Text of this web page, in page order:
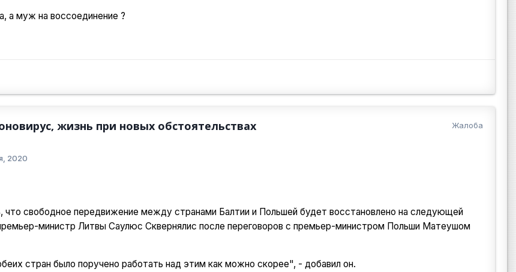
а муж на воссоединение ?
Жалоба
жизнь при новых обстоятельствах
2020
что свободное передвижение между странами Балтии и Польшей будет восстановлено на следующей
министр Литвы Саулюс Сквернялис после переговоров с премьер-министром Польши Матеушом
стран было поручено работать над этим как можно скорее", - добавил он.